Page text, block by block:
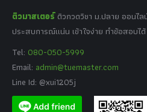
ติวมาสเตอร์ ติวกวดวิชา ม.ปลาย ออนไ
ประสบการณ์แน่น เข้าใจง่าย ทำข้อสอบได้
Tel: 080-050-5999
Email: admin@tuemaster.com
Line Id: @xui1205j